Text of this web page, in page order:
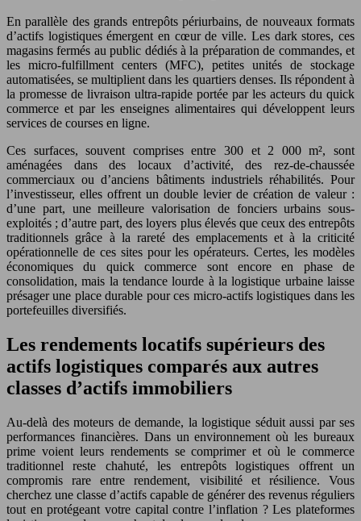
En parallèle des grands entrepôts périurbains, de nouveaux formats
d’actifs logistiques émergent en cœur de ville. Les dark stores, ces
magasins fermés au public dédiés à la préparation de commandes, et
les micro-fulfillment centers (MFC), petites unités de stockage
automatisées, se multiplient dans les quartiers denses. Ils répondent à
la promesse de livraison ultra-rapide portée par les acteurs du quick
commerce et par les enseignes alimentaires qui développent leurs
services de courses en ligne.
Ces surfaces, souvent comprises entre 300 et 2 000 m², sont
aménagées dans des locaux d’activité, des rez-de-chaussée
commerciaux ou d’anciens bâtiments industriels réhabilités. Pour
l’investisseur, elles offrent un double levier de création de valeur :
d’une part, une meilleure valorisation de fonciers urbains sous-
exploités ; d’autre part, des loyers plus élevés que ceux des entrepôts
traditionnels grâce à la rareté des emplacements et à la criticité
opérationnelle de ces sites pour les opérateurs. Certes, les modèles
économiques du quick commerce sont encore en phase de
consolidation, mais la tendance lourde à la logistique urbaine laisse
présager une place durable pour ces micro-actifs logistiques dans les
portefeuilles diversifiés.
Les rendements locatifs supérieurs des
actifs logistiques comparés aux autres
classes d’actifs immobiliers
Au-delà des moteurs de demande, la logistique séduit aussi par ses
performances financières. Dans un environnement où les bureaux
prime voient leurs rendements se comprimer et où le commerce
traditionnel reste chahuté, les entrepôts logistiques offrent un
compromis rare entre rendement, visibilité et résilience. Vous
cherchez une classe d’actifs capable de générer des revenus réguliers
tout en protégeant votre capital contre l’inflation ? Les plateformes